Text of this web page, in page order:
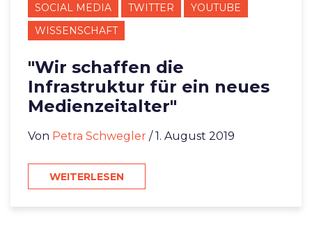
SOCIAL MEDIA
TWITTER
YOUTUBE
WISSENSCHAFT
"Wir schaffen die
Infrastruktur für ein neues
Medienzeitalter"
Von Petra Schwegler / 1. August 2019
WEITERLESEN